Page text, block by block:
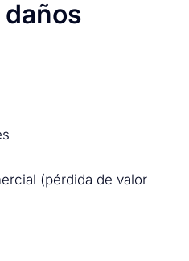
(pérdida de valor